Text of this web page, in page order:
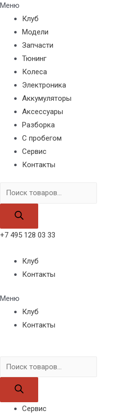
Меню
Клуб
Модели
Запчасти
Тюнинг
Колеса
Электроника
Аккумуляторы
Аксессуары
Разборка
С пробегом
Сервис
Контакты
Поиск
товаров
+7 495 128 03 33
Клуб
Контакты
Меню
Клуб
Контакты
Поиск
товаров
Сервис